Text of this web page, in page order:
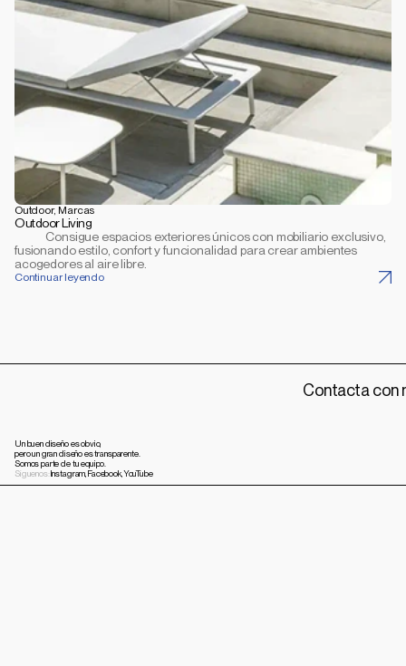
Outdoor, Marcas
Outdoor Living
fusionando estilo, confort y funcionalidad para crear ambientes
acogedores al aire libre.
Continuar leyendo
Contacta con
Un buen diseño es obvio,
pero un gran diseño es transparente.
Somos parte de tu equipo.
Síguenos:Instagram, Facebook,YouTube